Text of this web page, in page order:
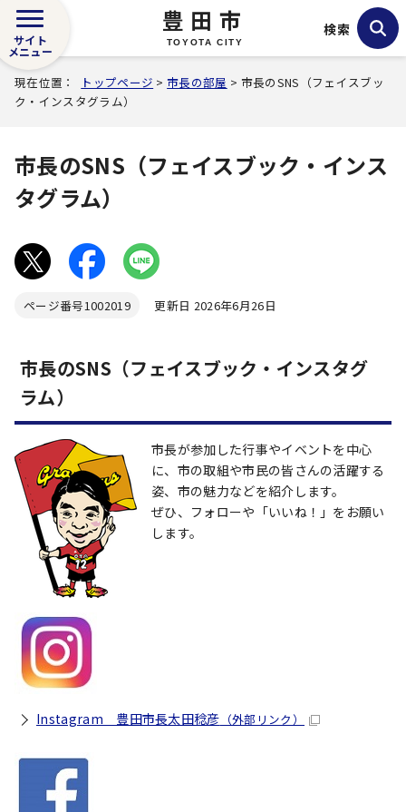
豊田市
TOYOTA CITY
サイト
メニュー
検索
現在位置： トップページ >市長の部屋 > 市長のSNS（フェイスブッ
ク・インスタグラム）
市長のSNS（フェイスブック・インス
タグラム）
ページ番号1002019 更新日 2026年6月26日
市長のSNS（フェイスブック・インスタグ
ラム）
市長が参加した行事やイベントを中心
に、市の取組や市民の皆さんの活躍する
姿、市の魅力などを紹介します。
ぜひ、フォローや「いいね！」をお願い
します。
Instagram 豊田市長太田稔彦 （外部リンク）